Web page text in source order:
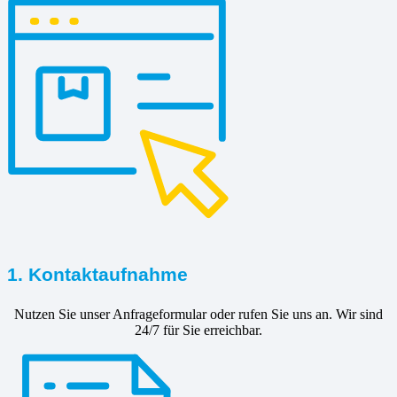
1. Kontaktaufnahme
Nutzen Sie unser Anfrageformular oder rufen Sie uns an. Wir sind
24/7 für Sie erreichbar.